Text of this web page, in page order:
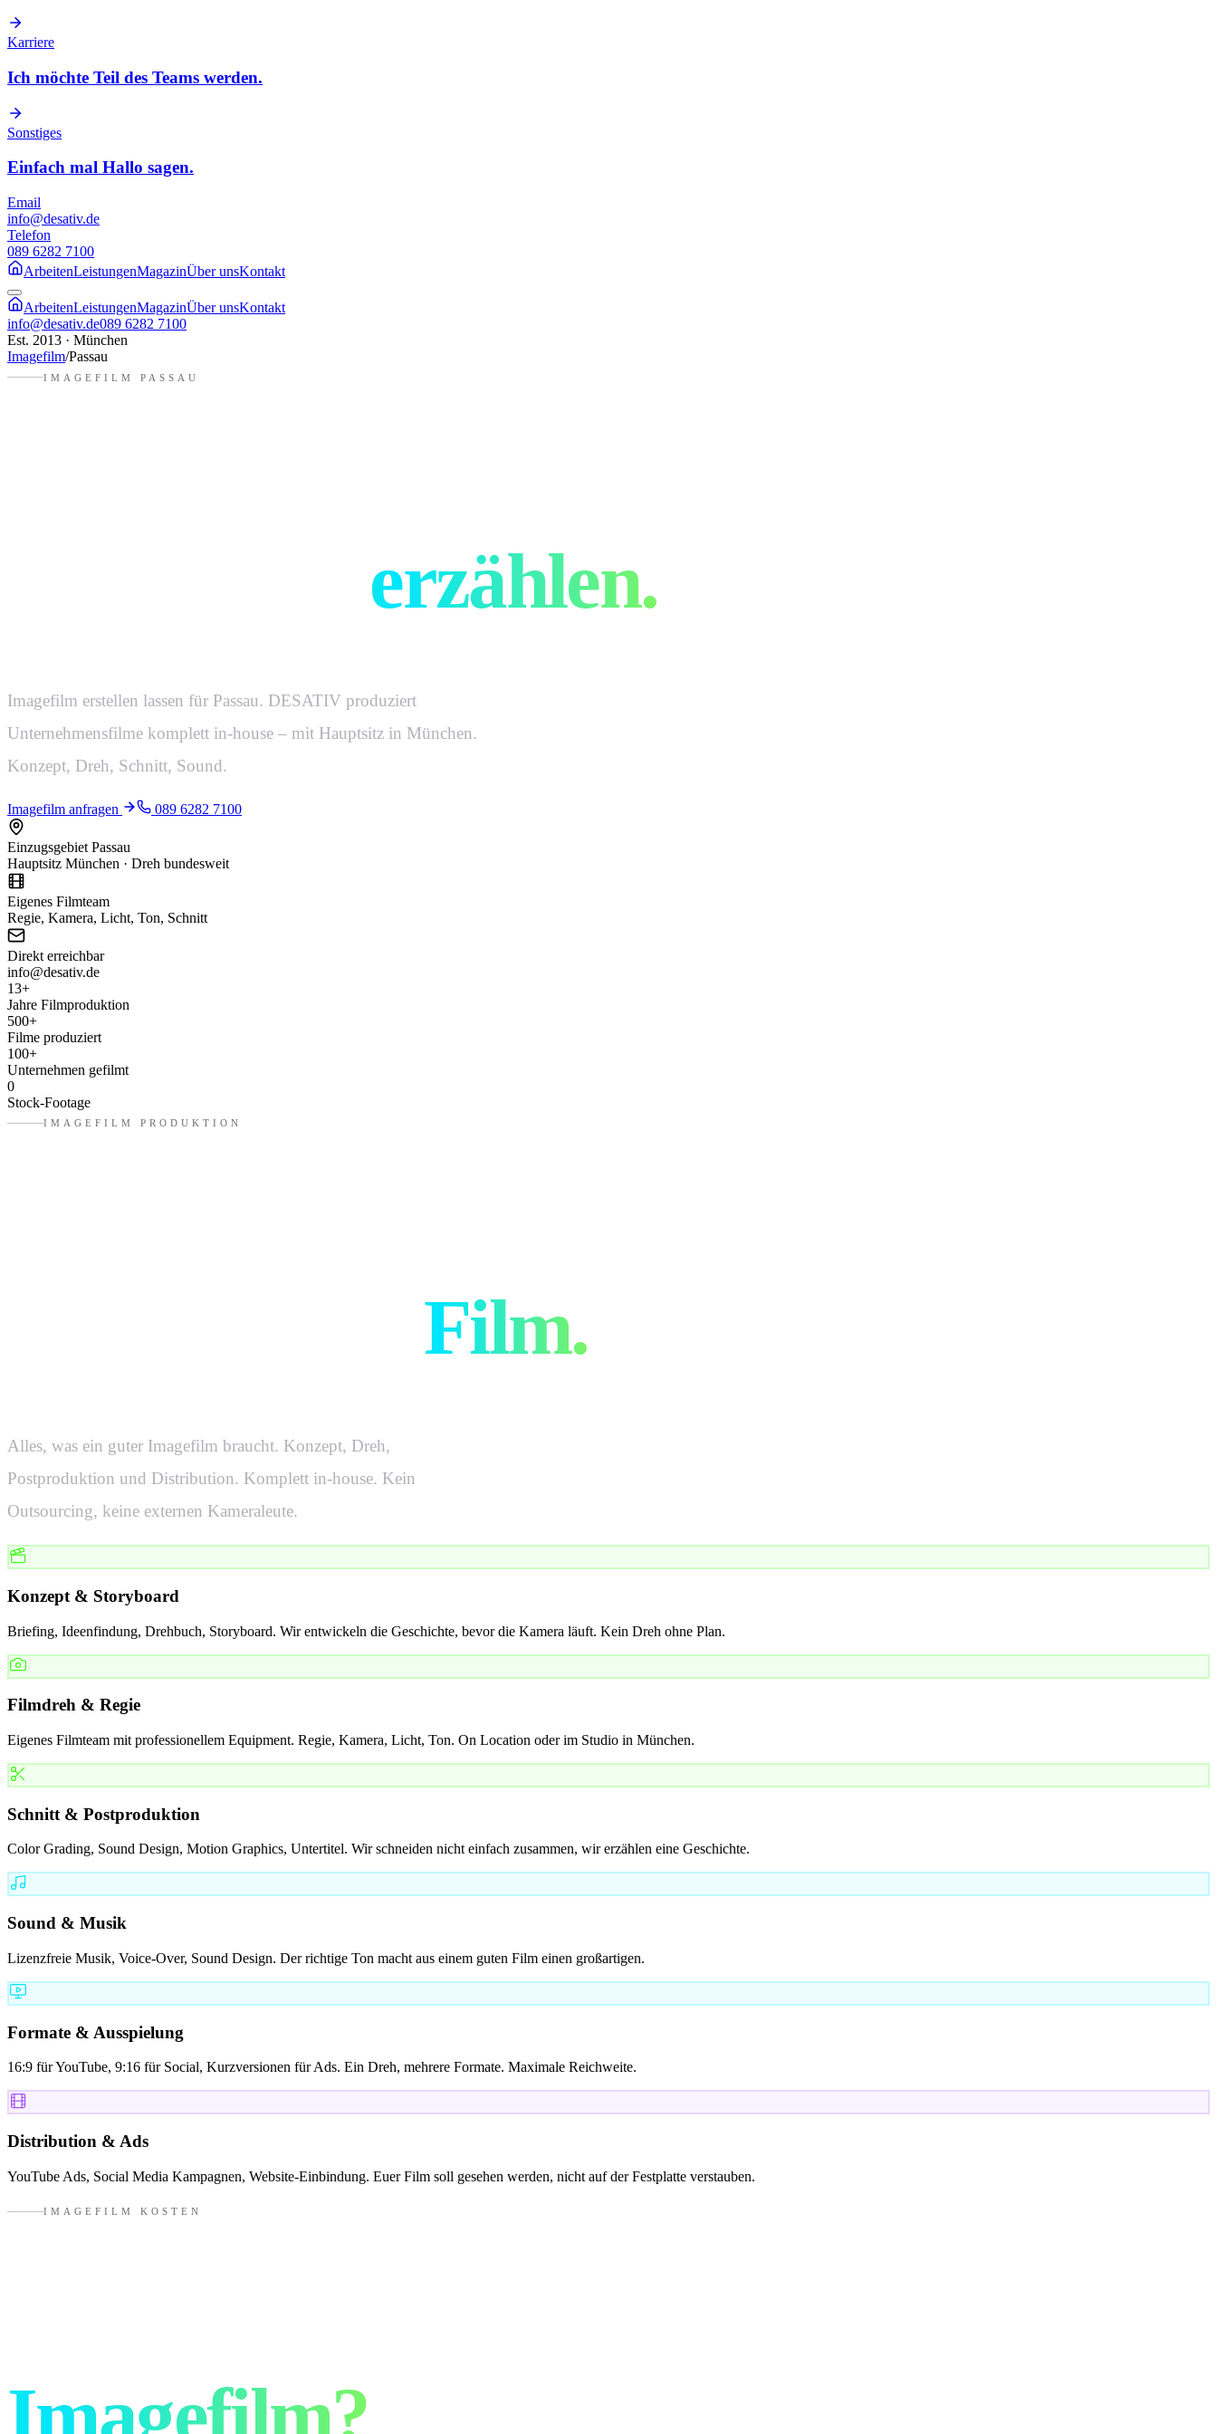
Karriere
Ich möchte Teil des Teams werden.
Sonstiges
Einfach mal Hallo sagen.
Email
info@desativ.de
Telefon
089 6282 7100
ArbeitenLeistungenMagazinÜber unsKontakt
ArbeitenLeistungenMagazinÜber unsKontakt
info@desativ.de089 6282 7100
Est. 2013 · München
Imagefilm/Passau
IMAGEFILM PASSAU
erzählen.
Imagefilm erstellen lassen für Passau. DESATIV produziert
Unternehmensfilme komplett in-house – mit Hauptsitz in München.
Konzept, Dreh, Schnitt, Sound.
Imagefilm anfragen 089 6282 7100
Einzugsgebiet Passau
Hauptsitz München · Dreh bundesweit
Eigenes Filmteam
Regie, Kamera, Licht, Ton, Schnitt
Direkt erreichbar
info@desativ.de
13+
Jahre Filmproduktion
500+
Filme produziert
100+
Unternehmen gefilmt
0
Stock-Footage
IMAGEFILM PRODUKTION
Film.
Alles, was ein guter Imagefilm braucht. Konzept, Dreh,
Postproduktion und Distribution. Komplett in-house. Kein
Outsourcing, keine externen Kameraleute.
Konzept & Storyboard
Briefing, Ideenfindung, Drehbuch, Storyboard. Wir entwickeln die Geschichte, bevor die Kamera läuft. Kein Dreh ohne Plan.
Filmdreh & Regie
Eigenes Filmteam mit professionellem Equipment. Regie, Kamera, Licht, Ton. On Location oder im Studio in München.
Schnitt & Postproduktion
Color Grading, Sound Design, Motion Graphics, Untertitel. Wir schneiden nicht einfach zusammen, wir erzählen eine Geschichte.
Sound & Musik
Lizenzfreie Musik, Voice-Over, Sound Design. Der richtige Ton macht aus einem guten Film einen großartigen.
Formate & Ausspielung
16:9 für YouTube, 9:16 für Social, Kurzversionen für Ads. Ein Dreh, mehrere Formate. Maximale Reichweite.
Distribution & Ads
YouTube Ads, Social Media Kampagnen, Website-Einbindung. Euer Film soll gesehen werden, nicht auf der Festplatte verstauben.
IMAGEFILM KOSTEN
Imagefilm?